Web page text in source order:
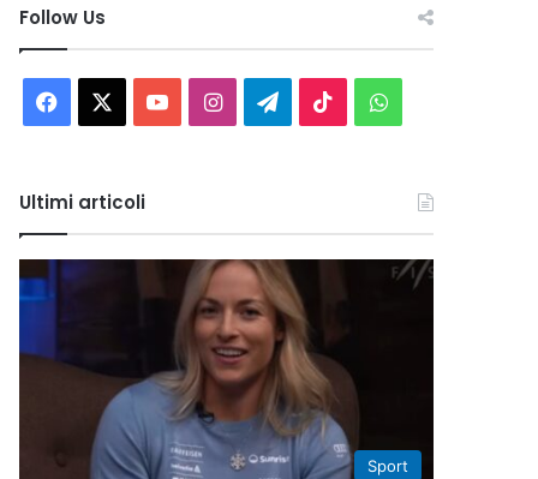
Follow Us
Facebook You InstagramTelegram
TikTokWhatsApp
Ultimi articoli
Sport